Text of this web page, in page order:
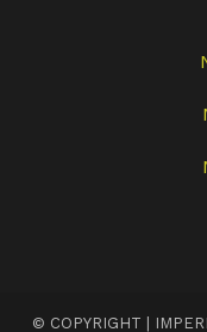
© COPYRIGHT |